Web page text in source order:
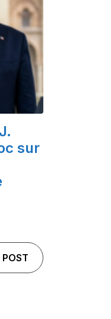
sur
POST